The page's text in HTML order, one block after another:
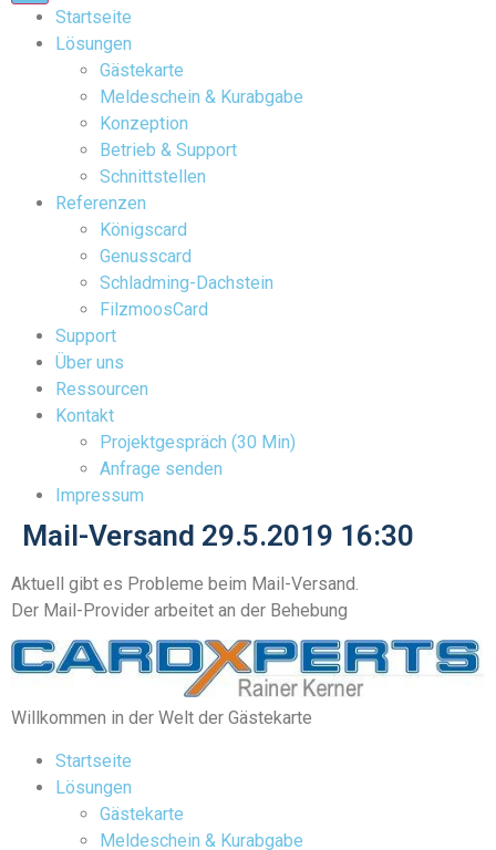
Startseite
Lösungen
Gästekarte
Meldeschein & Kurabgabe
Konzeption
Betrieb & Support
Schnittstellen
Referenzen
Königscard
Genusscard
Schladming-Dachstein
FilzmoosCard
Support
Über uns
Ressourcen
Kontakt
Projektgespräch (30 Min)
Anfrage senden
Impressum
Mail-Versand 29.5.2019 16:30
Aktuell gibt es Probleme beim Mail-Versand.
Der Mail-Provider arbeitet an der Behebung
Willkommen in der Welt der Gästekarte
Startseite
Lösungen
Gästekarte
Meldeschein & Kurabgabe